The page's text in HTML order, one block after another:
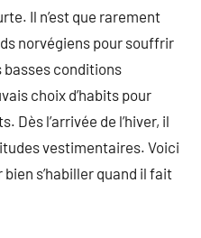
Il n’est que rarement
norvégiens pour souffrir
basses conditions
choix d’habits pour
Dès l’arrivée de l’hiver, il
vestimentaires. Voici
s’habiller quand il fait